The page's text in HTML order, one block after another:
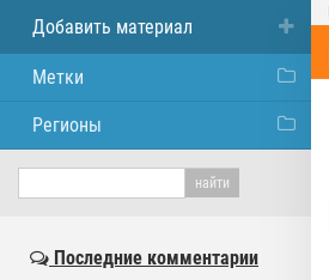
Добавить материал
Метки
Регионы
Последние комментарии